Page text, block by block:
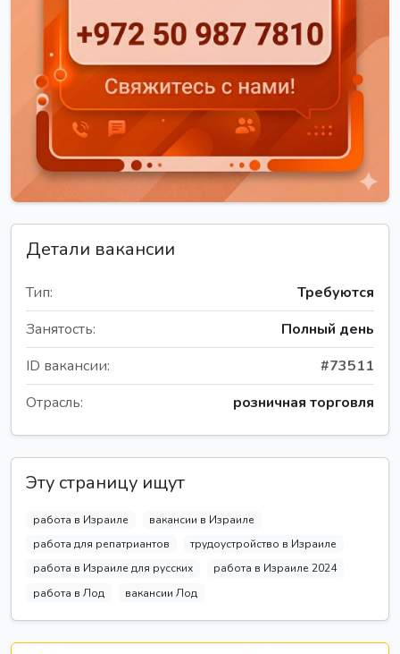
Детали вакансии
Тип:
Требуются
Занятость:
Полный день
ID вакансии:
#73511
Отрасль:
розничная торговля
Эту страницу ищут
работа в Израиле
вакансии в Израиле
работа для репатриантов
трудоустройство в Израиле
работа в Израиле для русских
работа в Израиле 2024
работа в Лод
вакансии Лод